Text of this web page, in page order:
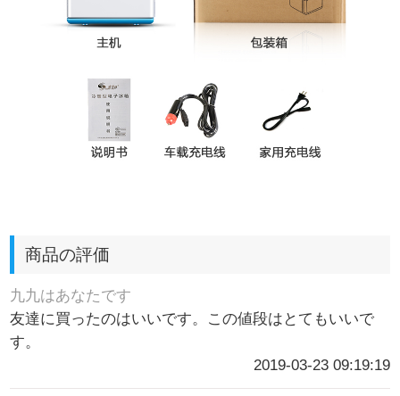
商品の評価
九九はあなたです
友達に買ったのはいいです。この値段はとてもいいで
す。
2019-03-23 09:19:19